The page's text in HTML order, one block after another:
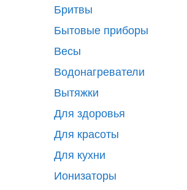
Бритвы
Бытовые приборы
Весы
Водонагреватели
Вытяжки
Для здоровья
Для красоты
Для кухни
Ионизаторы